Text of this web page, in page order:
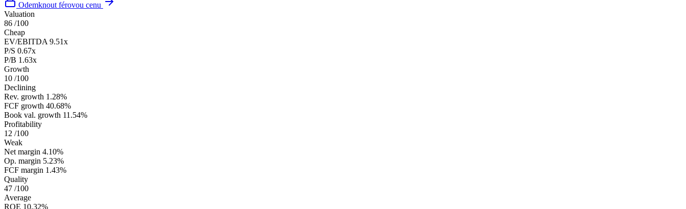
Odemknout férovou cenu
Valuation
86 /100
Cheap
EV/EBITDA 9.51x
P/S 0.67x
P/B 1.63x
Growth
10 /100
Declining
Rev. growth 1.28%
FCF growth 40.68%
Book val. growth 11.54%
Profitability
12 /100
Weak
Net margin 4.10%
Op. margin 5.23%
FCF margin 1.43%
Quality
47 /100
Average
ROE 10.32%